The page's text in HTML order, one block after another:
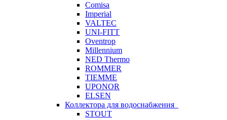
Comisa
Imperial
VALTEC
UNI-FITT
Oventrop
Millennium
NED Thermo
ROMMER
TIEMME
UPONOR
ELSEN
Коллектора для водоснабжения
STOUT